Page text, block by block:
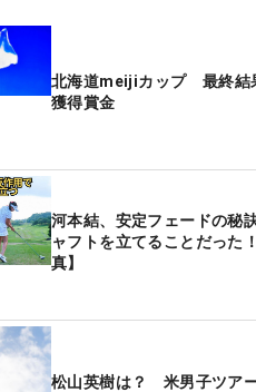
北海道meijiカップ 最終結
獲得賞金
河本結、安定フェードの秘
ャフトを立てることだった
真】
松山英樹は？ 米男子ツア